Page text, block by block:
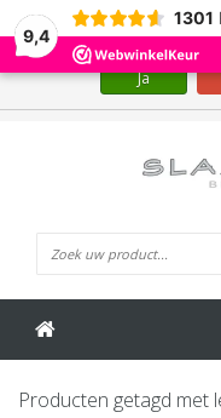
9,4
1301
Producten getagd met
Wij slaan cookies op om
Ja